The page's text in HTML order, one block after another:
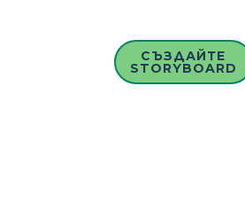
СЪЗДАЙТЕ
STORYBOARD